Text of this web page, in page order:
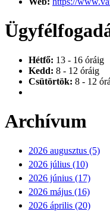
Hétfő: 13 - 16 óráig
Kedd: 8 - 12 óráig
Csütörtök: 8 - 12
Archívum
2026 augusztus (5)
2026 július (10)
2026 június (17)
2026 május (16)
2026 április (20)